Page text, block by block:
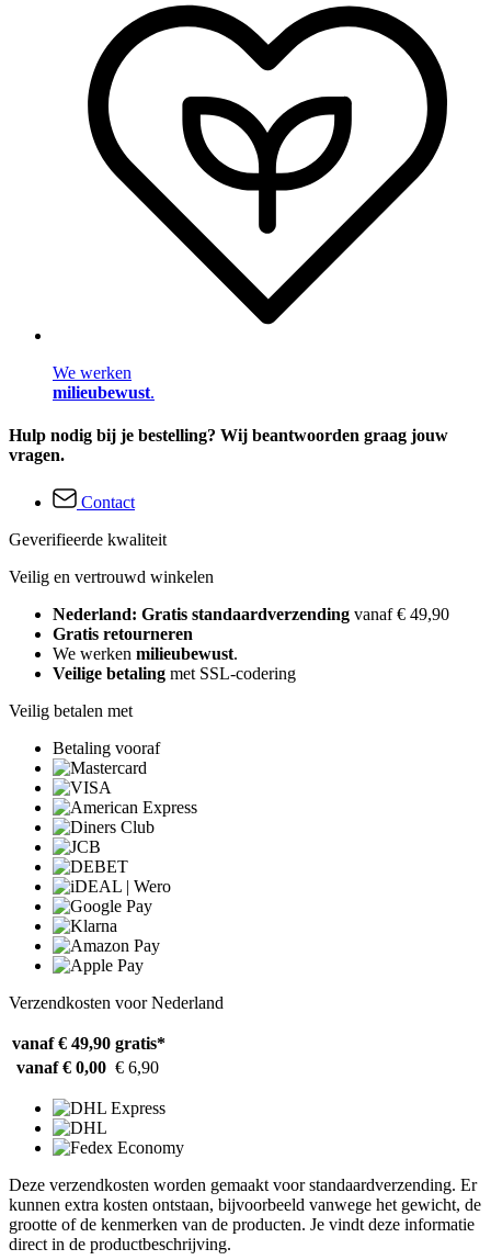
We werken
milieubewust.
Hulp nodig bij je bestelling? Wij beantwoorden graag jouw
vragen.
Contact
Geverifieerde kwaliteit
Veilig en vertrouwd winkelen
Nederland: Gratis standaardverzending vanaf € 49,90
Gratis retourneren
We werken milieubewust.
Veilige betaling met SSL-codering
Veilig betalen met
Betaling vooraf
Verzendkosten voor Nederland
vanaf € 49,90 gratis*
vanaf € 0,00 € 6,90
Deze verzendkosten worden gemaakt voor standaardverzending. Er
kunnen extra kosten ontstaan, bijvoorbeeld vanwege het gewicht, de
grootte of de kenmerken van de producten. Je vindt deze informatie
direct in de productbeschrijving.